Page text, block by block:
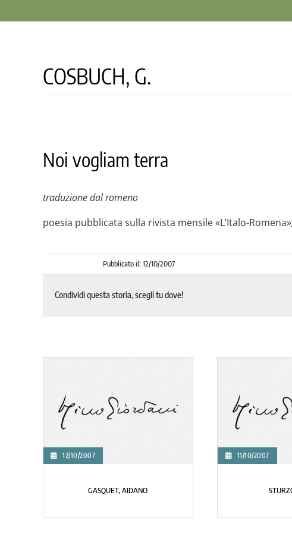
COSBUCH, G.
Noi vogliam terra
traduzione dal romeno
poesia pubblicata sulla rivista mensile «L’Italo-Romena»
Pubblicato il: 12/10/2007
Condividi questa storia, scegli tu dove!
12/10/2007
GASQUET, AIDANO
11/10/2007